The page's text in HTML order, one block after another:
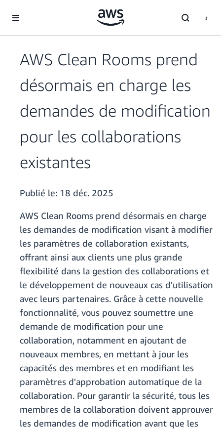
AWS Clean Rooms prend
désormais en charge les
demandes de modification
pour les collaborations
existantes
Publié le: 18 déc. 2025
AWS Clean Rooms prend désormais en charge
les demandes de modification visant à modifier
les paramètres de collaboration existants,
offrant ainsi aux clients une plus grande
flexibilité dans la gestion des collaborations et
le développement de nouveaux cas d'utilisation
avec leurs partenaires. Grâce à cette nouvelle
fonctionnalité, vous pouvez soumettre une
demande de modification pour une
collaboration, notamment en ajoutant de
nouveaux membres, en mettant à jour les
capacités des membres et en modifiant les
paramètres d'approbation automatique de la
collaboration. Pour garantir la sécurité, tous les
membres de la collaboration doivent approuver
les demandes de modification avant que les